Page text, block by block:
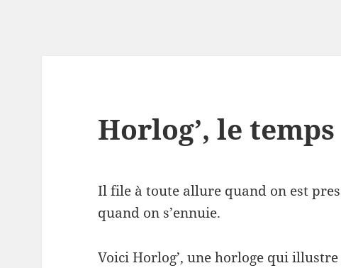
Horlog’, le
Il file à toute allure quand on est
quand on s’ennuie.
Voici Horlog’, une horloge qui